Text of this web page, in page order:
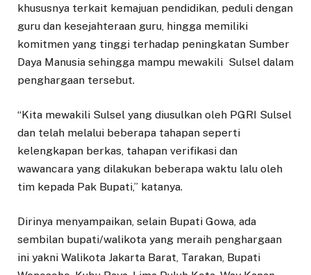
khususnya terkait kemajuan pendidikan, peduli dengan
guru dan kesejahteraan guru, hingga memiliki
komitmen yang tinggi terhadap peningkatan Sumber
Daya Manusia sehingga mampu mewakili Sulsel dalam
penghargaan tersebut.
“Kita mewakili Sulsel yang diusulkan oleh PGRI Sulsel
dan telah melalui beberapa tahapan seperti
kelengkapan berkas, tahapan verifikasi dan
wawancara yang dilakukan beberapa waktu lalu oleh
tim kepada Pak Bupati,” katanya.
Dirinya menyampaikan, selain Bupati Gowa, ada
sembilan bupati/walikota yang meraih penghargaan
ini yakni Walikota Jakarta Barat, Tarakan, Bupati